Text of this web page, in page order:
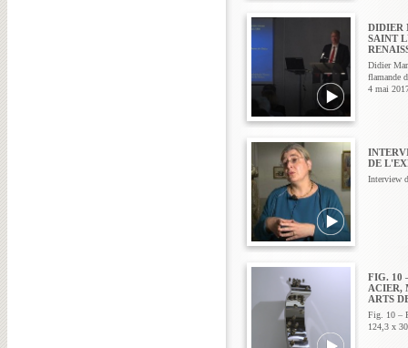
DIDIER
SAINT
Didier
flamande
4 mai
DE
Interview
FIG. 10
ACIER,
ARTS
Fig. 10 –
124,3 x